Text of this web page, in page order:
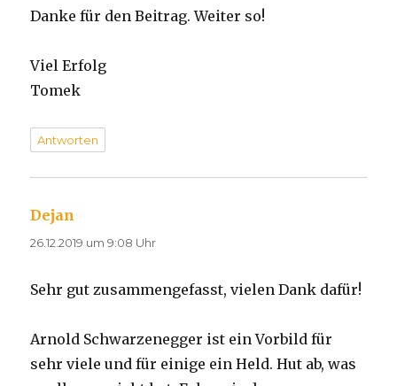
Danke für den Beitrag. Weiter so!
Viel Erfolg
Tomek
Antworten
Dejan
26.12.2019 um 9:08 Uhr
Sehr gut zusammengefasst, vielen Dank dafür!
Arnold Schwarzenegger ist ein Vorbild für
sehr viele und für einige ein Held. Hut ab, was